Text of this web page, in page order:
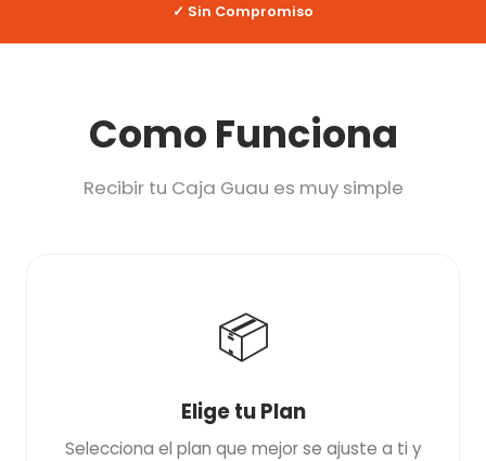
✓ Sin Compromiso
Como Funciona
Recibir tu Caja Guau es muy simple
📦
Elige tu Plan
Selecciona el plan que mejor se ajuste a ti y